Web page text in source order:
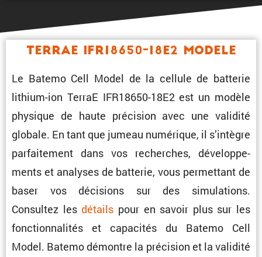
TerraE IFR18650-18E2 Modele
Le Batemo Cell Model de la cellule de batterie
lithium-ion TerraE IFR18650-18E2 est un modèle
physique de haute préci­sion avec une validité
globale. En tant que jumeau numérique, il s’intègre
parfai­te­ment dans vos recherches, dévelop­pe­
ments et analyses de batterie, vous permet­tant de
baser vos décisions sur des simula­tions.
Consultez lesdétails pour en savoir plus sur les
fonction­na­lités et capacités du Batemo Cell
Model. Batemo démontre la préci­sion et la validité